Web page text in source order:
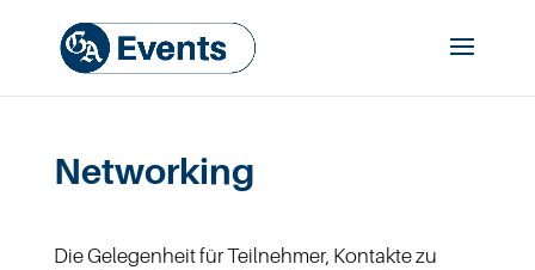
Networking
Die Gelegenheit für Teilnehmer, Kontakte zu